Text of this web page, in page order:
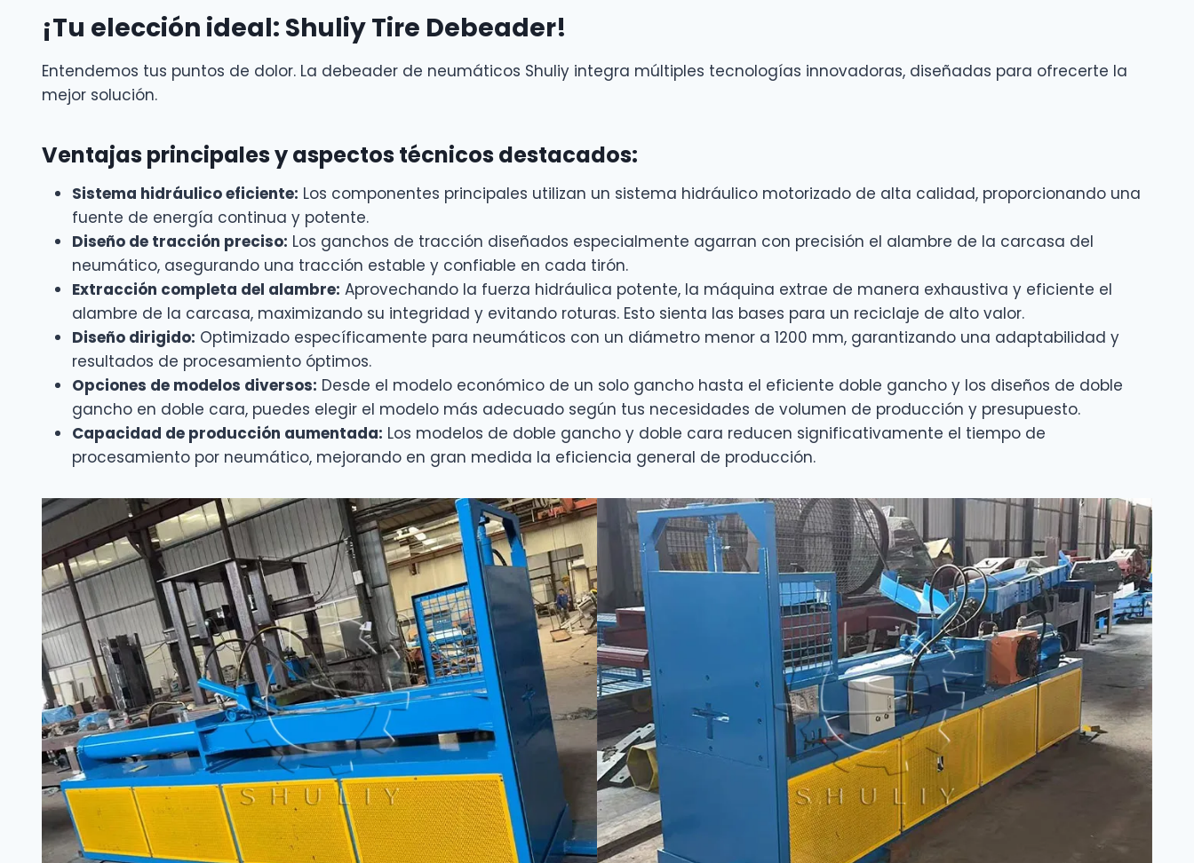
¡Tu elección ideal: Shuliy Tire Debeader!
Entendemos tus puntos de dolor. La debeader de neumáticos Shuliy integra múltiples tecnologías innovadoras, diseñadas para ofrecerte la
mejor solución.
Ventajas principales y aspectos técnicos destacados:
Sistema hidráulico eficiente: Los componentes principales utilizan un sistema hidráulico motorizado de alta calidad, proporcionando una
fuente de energía continua y potente.
Diseño de tracción preciso: Los ganchos de tracción diseñados especialmente agarran con precisión el alambre de la carcasa del
neumático, asegurando una tracción estable y confiable en cada tirón.
Extracción completa del alambre: Aprovechando la fuerza hidráulica potente, la máquina extrae de manera exhaustiva y eficiente el
alambre de la carcasa, maximizando su integridad y evitando roturas. Esto sienta las bases para un reciclaje de alto valor.
Diseño dirigido: Optimizado específicamente para neumáticos con un diámetro menor a 1200 mm, garantizando una adaptabilidad y
resultados de procesamiento óptimos.
Opciones de modelos diversos: Desde el modelo económico de un solo gancho hasta el eficiente doble gancho y los diseños de doble
gancho en doble cara, puedes elegir el modelo más adecuado según tus necesidades de volumen de producción y presupuesto.
Capacidad de producción aumentada: Los modelos de doble gancho y doble cara reducen significativamente el tiempo de
procesamiento por neumático, mejorando en gran medida la eficiencia general de producción.